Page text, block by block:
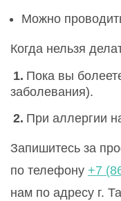
Можно
Когда нельзя
Пока вы
заболевания).
При аллергии
Запишитесь за
по телефону +7
нам по адресу г.